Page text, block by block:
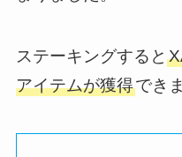
ステーキングすると
アイテムが獲得でき